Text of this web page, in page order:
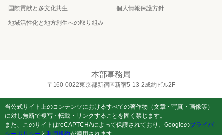
国際貢献と多文化共生
地域活性化と地方創生への取り組み
個人情報保護方針
本部事務局
〒160-0022東京都新宿区新宿5-13-2成約ビル2F
当公式サイト上のコンテンツにおけるすべての著作物（文章・写真・画像等）
に対し無断で複写・転載・リンクすることを固く禁じます。
また、このサイトはreCAPTCHAによって保護されており、Googleのプライバ
シーポリシー と 利用規約が適用されます。